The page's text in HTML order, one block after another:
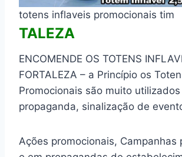
totens inflaveis promocionais tim
TALEZA
ENCOMENDE OS TOTENS
FORTALEZA – a Princípio os
Promocionais são muito
propaganda, sinalização de
Ações promocionais, Campanhas